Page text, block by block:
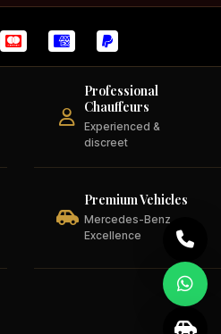
Professional
Chauffeurs
Experienced &
discreet
Premium Vehicles
Mercedes-Benz
Excellence